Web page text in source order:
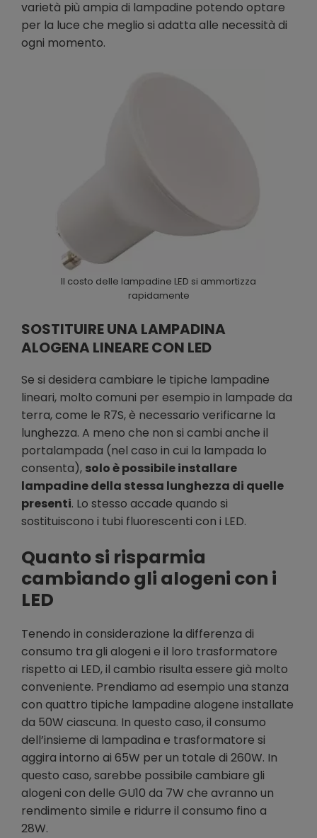
varietà più ampia di lampadine potendo optare
per la luce che meglio si adatta alle necessità di
ogni momento.
Il costo delle lampadine LED si ammortizza
rapidamente
SOSTITUIRE UNA LAMPADINA
ALOGENA LINEARE CON LED
Se si desidera cambiare le tipiche lampadine
lineari, molto comuni per esempio in lampade da
terra, come le R7S, è necessario verificarne la
lunghezza. A meno che non si cambi anche il
portalampada (nel caso in cui la lampada lo
consenta), solo è possibile installare
lampadine della stessa lunghezza di quelle
presenti. Lo stesso accade quando si
sostituiscono i tubi fluorescenti con i LED.
Quanto si risparmia
cambiando gli alogeni con i
LED
Tenendo in considerazione la differenza di
consumo tra gli alogeni e il loro trasformatore
rispetto ai LED, il cambio risulta essere già molto
conveniente. Prendiamo ad esempio una stanza
con quattro tipiche lampadine alogene installate
da 50W ciascuna. In questo caso, il consumo
dell’insieme di lampadina e trasformatore si
aggira intorno ai 65W per un totale di 260W. In
questo caso, sarebbe possibile cambiare gli
alogeni con delle GU10 da 7W che avranno un
rendimento simile e ridurre il consumo fino a
28W.